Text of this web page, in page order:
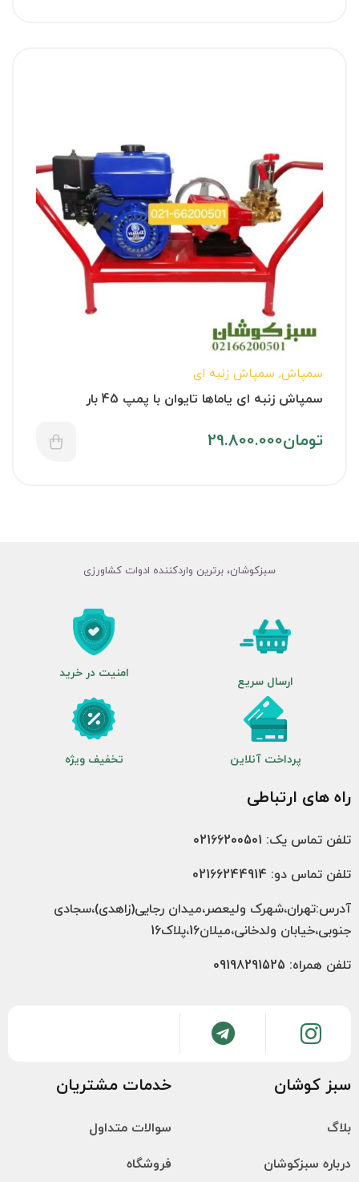
سمپاش, سمپاش زنبه ای
سمپاش زنبه ای یاماها تایوان با پمپ 45 بار
تومان29.800.000
سبزکوشان، برترین واردکننده ادوات کشاورزی
ارسال سریع
امنیت در خرید
پرداخت آنلاین تخفیف ویژه
راه های ارتباطی
تلفن تماس یک: 02166200501
تلفن تماس دو: 02166244914
آدرس:تهران،شهرک ولیعصر،میدان رجایی(زاهدی)،سجادی
جنوبی،خیابان ولدخانی،میلان16،پلاک16
تلفن همراه: 09198291525
سبز کوشان
بلاگ
درباره سبزکوشان
خدمات مشتریان
سوالات متداول
فروشگاه